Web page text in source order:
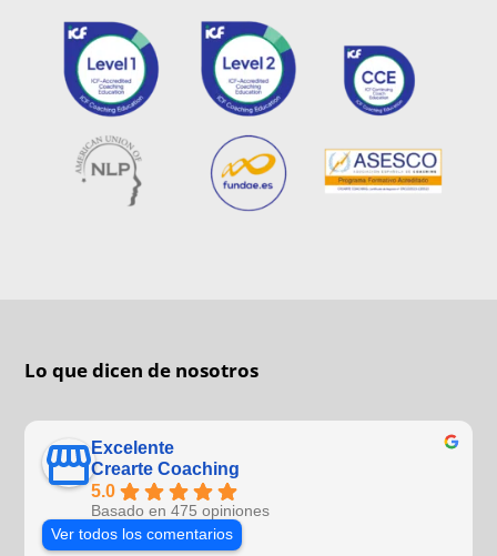
Lo que dicen de nosotros
Excelente
Crearte Coaching
5.0
Basado en 475 opiniones
Ver todos los comentarios